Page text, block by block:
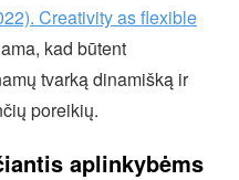
Creativity as flexible
kad būtent
tvarką dinamišką ir
poreikių.
aplinkybėms